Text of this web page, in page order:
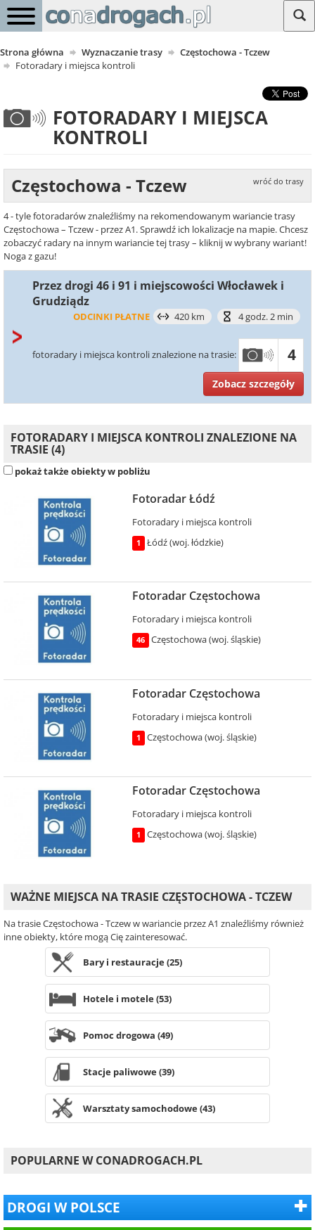
Strona główna Wyznaczanie trasy
Częstochowa - Tczew
Fotoradary i miejsca kontroli
FOTORADARY I MIEJSCA
KONTROLI
Częstochowa - Tczew wróć do trasy
4 - tyle fotoradarów znaleźliśmy na rekomendowanym wariancie trasy
Częstochowa – Tczew - przez A1. Sprawdź ich lokalizacje na mapie. Chcesz
zobaczyć radary na innym wariancie tej trasy – kliknij w wybrany wariant!
Noga z gazu!
Przez drogi 46 i 91 i miejscowości Włocławek i
Grudziądz
ODCINKI PŁATNE 420 km 4 godz. 2 min
fotoradary i miejsca kontroli znalezione na trasie: 4
Zobacz szczegóły
FOTORADARY I MIEJSCA KONTROLI ZNALEZIONE NA
TRASIE (4)
pokaż także obiekty w pobliżu
Fotoradar Łódź
Fotoradary i miejsca kontroli
1 Łódź (woj. łódzkie)
Fotoradar Częstochowa
Fotoradary i miejsca kontroli
46 Częstochowa (woj. śląskie)
Fotoradar Częstochowa
Fotoradary i miejsca kontroli
1 Częstochowa (woj. śląskie)
Fotoradar Częstochowa
Fotoradary i miejsca kontroli
1 Częstochowa (woj. śląskie)
WAŻNE MIEJSCA NA TRASIE CZĘSTOCHOWA - TCZEW
Na trasie Częstochowa - Tczew w wariancie przez A1 znaleźliśmy również
inne obiekty, które mogą Cię zainteresować.
Bary i restauracje (25)
Hotele i motele (53)
Pomoc drogowa (49)
Stacje paliwowe (39)
Warsztaty samochodowe (43)
POPULARNE W CONADROGACH.PL
DROGI W POLSCE